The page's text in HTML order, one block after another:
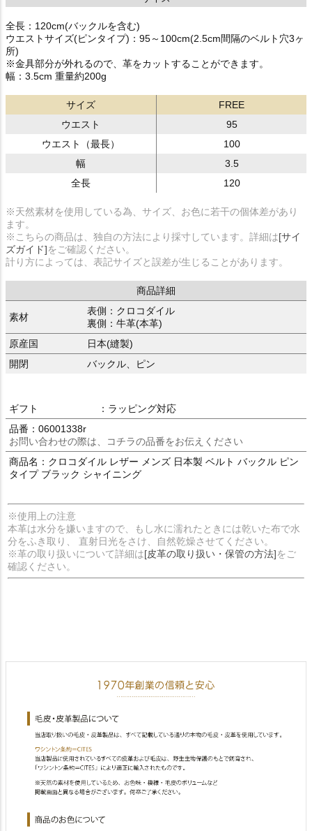
全長：120cm(バックルを含む)
ウエストサイズ(ピンタイプ)：95～100cm(2.5cm間隔のベルト穴3ヶ
所)
※金具部分が外れるので、革をカットすることができます。
幅：3.5cm 重量約200g
サイズ
FREE
ウエスト
95
ウエスト（最長）
100
幅
3.5
全長
120
※天然素材を使用している為、サイズ、お色に若干の個体差があり
ます。
※こちらの商品は、独自の方法により採寸しています。詳細は[サイ
ズガイド]をご確認ください。
計り方によっては、表記サイズと誤差が生じることがあります。
商品詳細
素材
表側：クロコダイル
裏側：牛革(本革)
原産国
日本(縫製)
開閉
バックル、ピン
ギフト
：ラッピング対応
品番：06001338r
お問い合わせの際は、コチラの品番をお伝えください
商品名：クロコダイル レザー メンズ 日本製 ベルト バックル ピン
タイプ ブラック シャイニング
※使用上の注意
本革は水分を嫌いますので、もし水に濡れたときには乾いた布で水
分をふき取り、 直射日光をさけ、自然乾燥させてください。
※革の取り扱いについて詳細は[皮革の取り扱い・保管の方法]をご
確認ください。